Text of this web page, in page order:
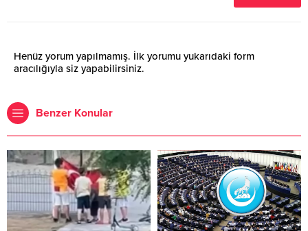
Henüz yorum yapılmamış. İlk yorumu yukarıdaki form
aracılığıyla siz yapabilirsiniz.
Benzer Konular